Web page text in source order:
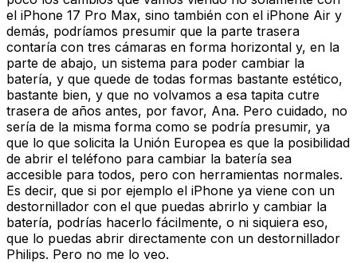
el iPhone 17 Pro Max, sino también con el iPhone Air y
demás, podríamos presumir que la parte trasera
contaría con tres cámaras en forma horizontal y, en la
parte de abajo, un sistema para poder cambiar la
batería, y que quede de todas formas bastante estético,
bastante bien, y que no volvamos a esa tapita cutre
trasera de años antes, por favor, Ana. Pero cuidado, no
sería de la misma forma como se podría presumir, ya
que lo que solicita la Unión Europea es que la posibilidad
de abrir el teléfono para cambiar la batería sea
accesible para todos, pero con herramientas normales.
Es decir, que si por ejemplo el iPhone ya viene con un
destornillador con el que puedas abrirlo y cambiar la
batería, podrías hacerlo fácilmente, o ni siquiera eso,
que lo puedas abrir directamente con un destornillador
Philips. Pero no me lo veo.